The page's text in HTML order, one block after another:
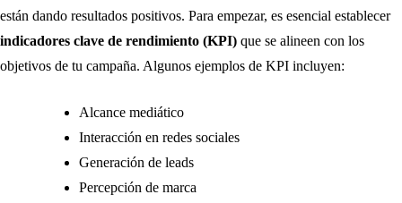
están dando resultados positivos. Para empezar, es esencial establecer
indicadores clave de rendimiento (KPI) que se alineen con los
objetivos de tu campaña. Algunos ejemplos de KPI incluyen:
Alcance mediático
Interacción en redes sociales
Generación de leads
Percepción de marca